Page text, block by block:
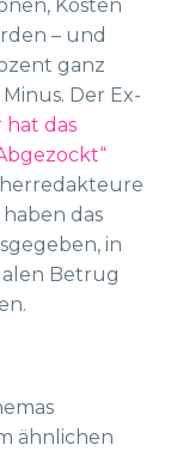
Kosten
– und
ganz
Der Ex-
hat das
das
in
Betrug
ähnlichen